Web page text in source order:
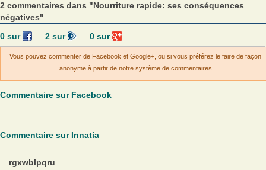
2 commentaires dans "Nourriture rapide: ses conséquences
négatives"
0sur 2sur 0 sur
Vous pouvez commenter de Facebook et Google+, ou si vous préférez le faire de façon
anonyme à partir de notre système de commentaires
Commentaire sur Facebook
Commentaire sur Innatia
rgxwblpqru